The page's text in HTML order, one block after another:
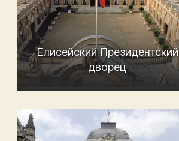
Елисейский Президентский
дворец